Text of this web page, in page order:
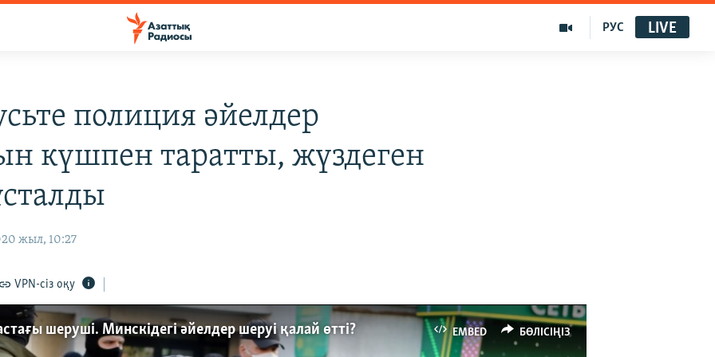
РУС LIVE
полиция әйелдер
күшпен таратты, жүздеген
жыл, 10:27
VPN-сіз оқу
EMBED БӨЛІСІҢІЗ
шеруші. Минскідегі әйелдер шеруі қалай өтті?